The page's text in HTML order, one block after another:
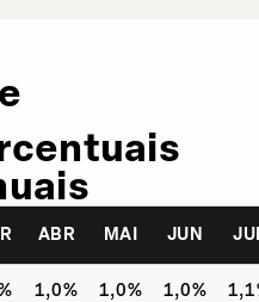
ABR MAI JUN
1,0% 1,0% 1,0%